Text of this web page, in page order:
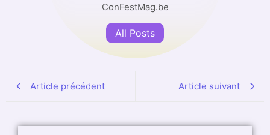
ConFestMag.be
All Posts
Article précédent Article suivant